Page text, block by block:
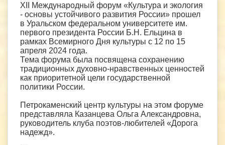
XII Международный форум «Культура и экология
- основы устойчивого развития России» прошел
в Уральском федеральном университете им.
первого президента России Б.Н. Ельцина в
рамках Всемирного Дня культуры с 12 по 15
апреля 2024 года.
Тема форума была посвящена сохранению
традиционных духовно-нравственных ценностей
как приоритетной цели государственной
политики России.
Петрокаменский центр культуры на этом форуме
представляла Казанцева Ольга Александровна,
руководитель клуба поэтов-любителей «Дорога
надежд».